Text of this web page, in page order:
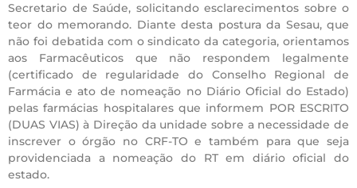
Secretario de Saúde, solicitando esclarecimentos sobre o
teor do memorando. Diante desta postura da Sesau, que
não foi debatida com o sindicato da categoria, orientamos
aos Farmacêuticos que não respondem legalmente
(certificado de regularidade do Conselho Regional de
Farmácia e ato de nomeação no Diário Oficial do Estado)
pelas farmácias hospitalares que informem POR ESCRITO
(DUAS VIAS) à Direção da unidade sobre a necessidade de
inscrever o órgão no CRF-TO e também para que seja
providenciada a nomeação do RT em diário oficial do
estado.